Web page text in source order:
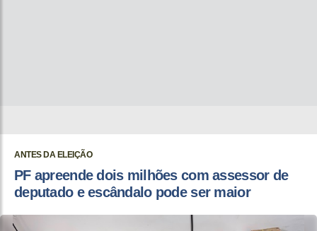
ANTES DA ELEIÇÃO
PF apreende dois milhões com assessor de
deputado e escândalo pode ser maior